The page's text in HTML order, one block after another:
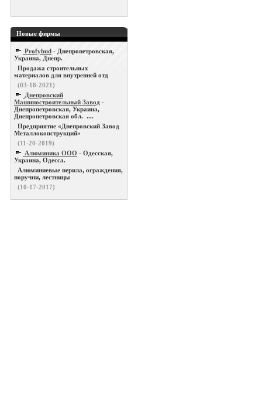
Новые фирмы
Profybud - Днепропетровская,
Украина, Днепр.
Продажа строительных
материалов для внутренней отд
(03-18-2021)
Днепровский
Машиностроительный Завод -
Днепропетровская, Украина,
Днепропетровская обл. ....
Предприятие «Днепровский Завод
Металлоконструкций»
(11-20-2019)
Алюминика ООО - Одесская,
Украина, Одесса.
Алюминиевые перила, ограждения,
поручни, лестницы
(10-17-2017)